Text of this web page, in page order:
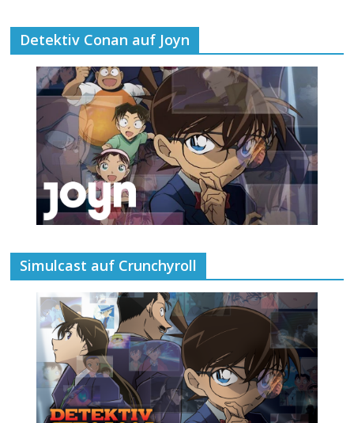
Detektiv Conan auf Joyn
Simulcast auf Crunchyroll